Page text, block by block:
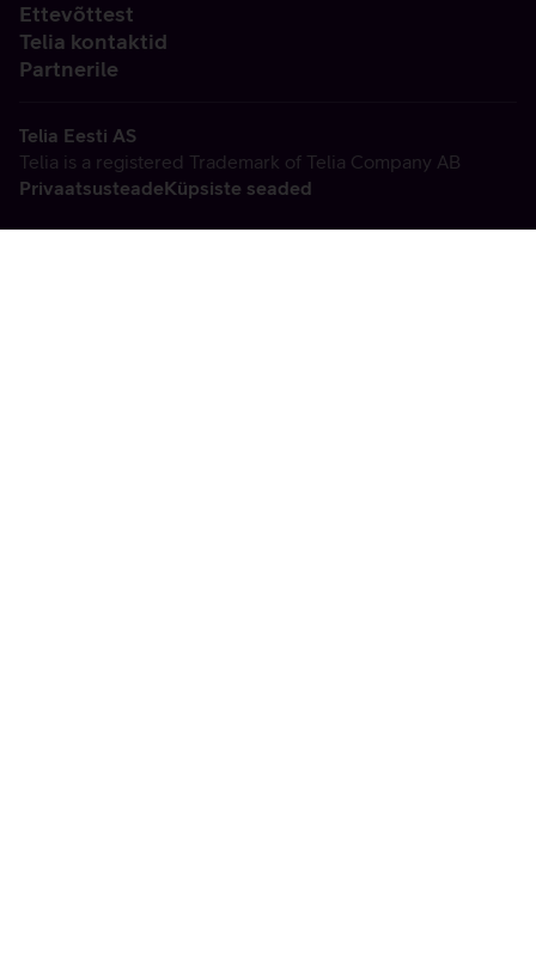
Ettevõttest
Telia kontaktid
Partnerile
Telia Eesti AS
Telia is a registered Trademark of Telia Company AB
PrivaatsusteadeKüpsiste seaded